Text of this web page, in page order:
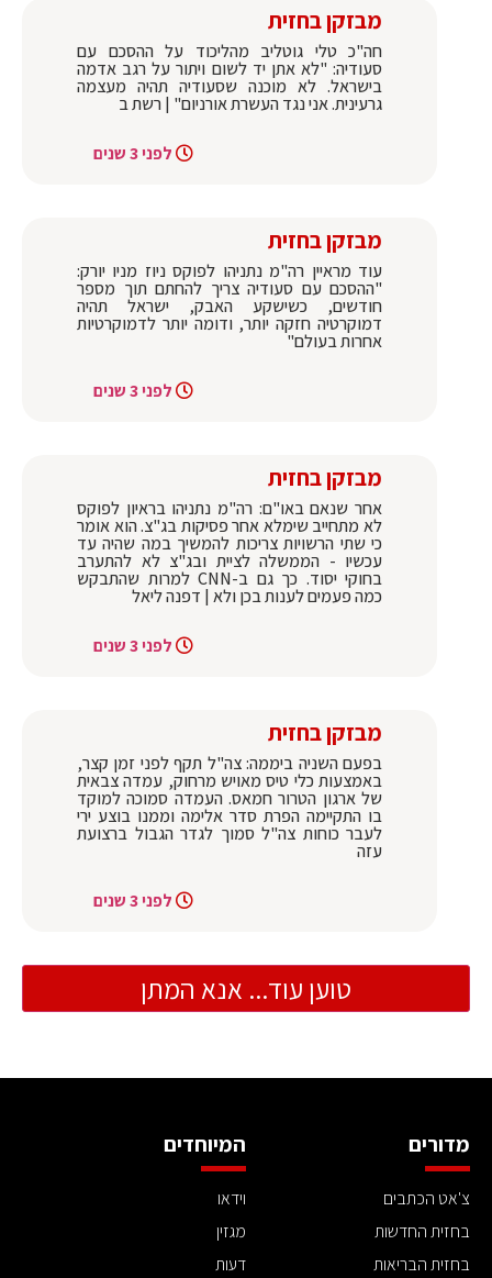
מבזקן בחזית
חה"כ טלי גוטליב מהליכוד על ההסכם עם
סעודיה: "לא אתן יד לשום ויתור על רגב אדמה
בישראל. לא מוכנה שסעודיה תהיה מעצמה
גרעינית. אני נגד העשרת אורניום" | רשת ב
לפני 3 שנים
מבזקן בחזית
עוד מראיין רה"מ נתניהו לפוקס ניוז מניו יורק:
"ההסכם עם סעודיה צריך להחתם תוך מספר
חודשים, כשישקע האבק, ישראל תהיה
דמוקרטיה חזקה יותר, ודומה יותר לדמוקרטיות
אחרות בעולם"
לפני 3 שנים
מבזקן בחזית
אחר שנאם באו"ם: רה"מ נתניהו בראיון לפוקס
לא מתחייב שימלא אחר פסיקות בג"צ. הוא אומר
כי שתי הרשויות צריכות להמשיך במה שהיה עד
עכשיו - הממשלה לציית ובג"צ לא להתערב
בחוקי יסוד. כך גם ב-CNN למרות שהתבקש
כמה פעמים לענות בכן ולא | דפנה ליאל
לפני 3 שנים
מבזקן בחזית
בפעם השניה ביממה: צה"ל תקף לפני זמן קצר,
באמצעות כלי טיס מאויש מרחוק, עמדה צבאית
של ארגון הטרור חמאס. העמדה סמוכה למוקד
בו התקיימה הפרת סדר אלימה וממנו בוצע ירי
לעבר כוחות צה"ל סמוך לגדר הגבול ברצועת
עזה
לפני 3 שנים
טוען עוד... אנא המתן
מדורים
צ'אט הכתבים
בחזית החדשות
בחזית הבריאות
המיוחדים
וידאו
מגזין
דעות